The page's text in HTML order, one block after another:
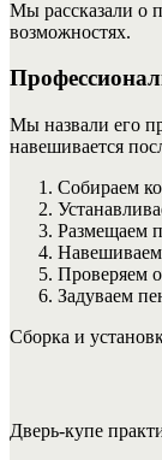
Мы рассказали о
возможностях.
Мы назвали его
навешивается
Собираем
Размещаем
Навешиваем
Проверяем
Задуваем
Сборка и
Дверь-купе